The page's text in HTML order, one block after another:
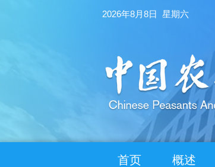
2026年8月8日 星期六
首页 概述